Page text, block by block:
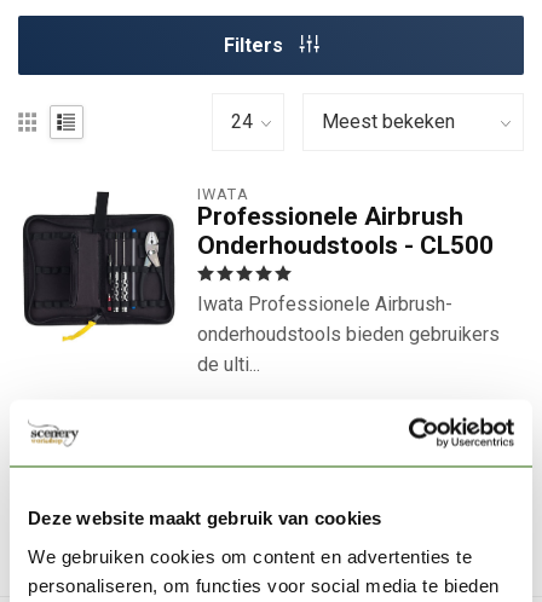
Deze website maakt gebruik van cookies
We gebruiken cookies om content en advertenties te
personaliseren, om functies voor social media te bieden
Filters
IWATA
Professionele Airbrush
Onderhoudstools - CL500
Iwata Professionele Airbrush-
onderhoudstools bieden gebruikers
de ulti...